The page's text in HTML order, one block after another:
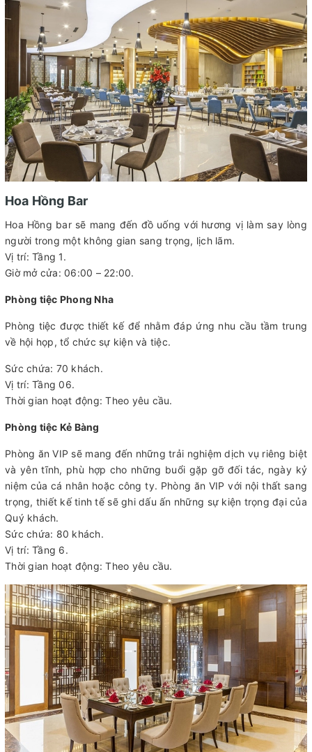
Hoa Hồng Bar
Hoa Hồng bar sẽ mang đến đồ uống với hương vị làm say lòng
người trong một không gian sang trọng, lịch lãm.
Vị trí: Tầng 1.
Giờ mở cửa: 06:00 – 22:00.
Phòng tiệc Phong Nha
Phòng tiệc được thiết kế để nhằm đáp ứng nhu cầu tầm trung
về hội họp, tổ chức sự kiện và tiệc.
Sức chứa: 70 khách.
Vị trí: Tầng 06.
Thời gian hoạt động: Theo yêu cầu.
Phòng tiệc Kẻ Bàng
Phòng ăn VIP sẽ mang đến những trải nghiệm dịch vụ riêng biệt
và yên tĩnh, phù hợp cho những buổi gặp gỡ đối tác, ngày kỷ
niệm của cá nhân hoặc công ty. Phòng ăn VIP với nội thất sang
trọng, thiết kế tinh tế sẽ ghi dấu ấn những sự kiện trọng đại của
Quý khách.
Sức chứa: 80 khách.
Vị trí: Tầng 6.
Thời gian hoạt động: Theo yêu cầu.